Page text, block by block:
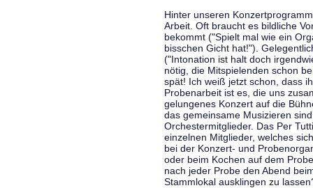
Hinter unseren
Arbeit. Oft braucht es bildliche
bekommt ("Spielt mal wie ein
bisschen Gicht hat!").
("Intonation ist halt doch
nötig, die Mitspielenden schon
spät! Ich weiß jetzt schon, dass
Probenarbeit ist es, die uns
gelungenes Konzert auf die
das gemeinsame Musizieren
Orchestermitglieder. Das Per
einzelnen Mitglieder, welches
bei der Konzert- und
oder beim Kochen auf dem
nach jeder Probe den Abend
Stammlokal ausklingen zu